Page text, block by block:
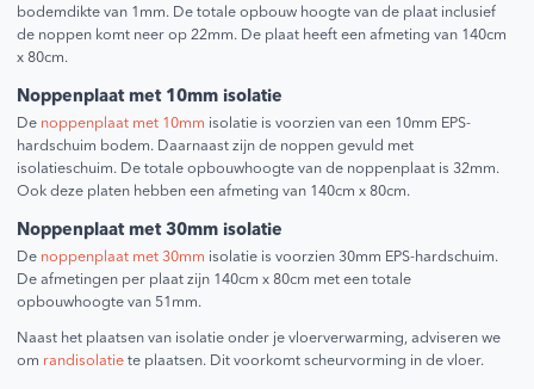
bodemdikte van 1mm. De totale opbouw hoogte van de plaat inclusief
de noppen komt neer op 22mm. De plaat heeft een afmeting van 140cm
x 80cm.
Noppenplaat met 10mm isolatie
De noppenplaat met 10mm isolatie is voorzien van een 10mm EPS-
hardschuim bodem. Daarnaast zijn de noppen gevuld met
isolatieschuim. De totale opbouwhoogte van de noppenplaat is 32mm.
Ook deze platen hebben een afmeting van 140cm x 80cm.
Noppenplaat met 30mm isolatie
De noppenplaat met 30mm isolatie is voorzien 30mm EPS-hardschuim.
De afmetingen per plaat zijn 140cm x 80cm met een totale
opbouwhoogte van 51mm.
Naast het plaatsen van isolatie onder je vloerverwarming, adviseren we
om randisolatie te plaatsen. Dit voorkomt scheurvorming in de vloer.